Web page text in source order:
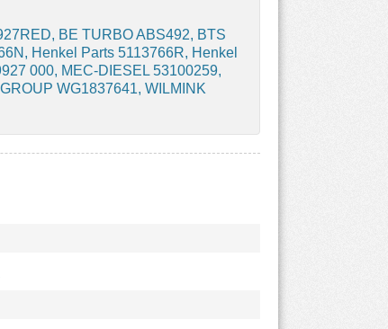
BE TURBO ABS492, BTS
Henkel Parts 5113766R, Henkel
000, MEC-DIESEL 53100259,
WG1837641, WILMINK